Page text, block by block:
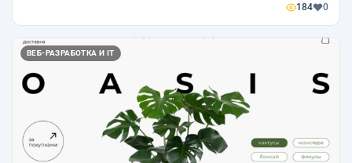
184 0
ВЕБ-РАЗРАБОТКА И IT